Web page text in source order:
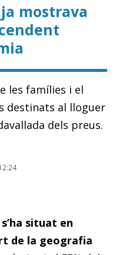
mostrava
les famílies i el
destinats al lloguer
dels preus.
situat en
de la geografia